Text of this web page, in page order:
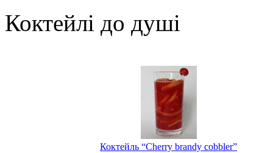
Коктейлі до душі
Коктейль “Cherry brandy cobbler”